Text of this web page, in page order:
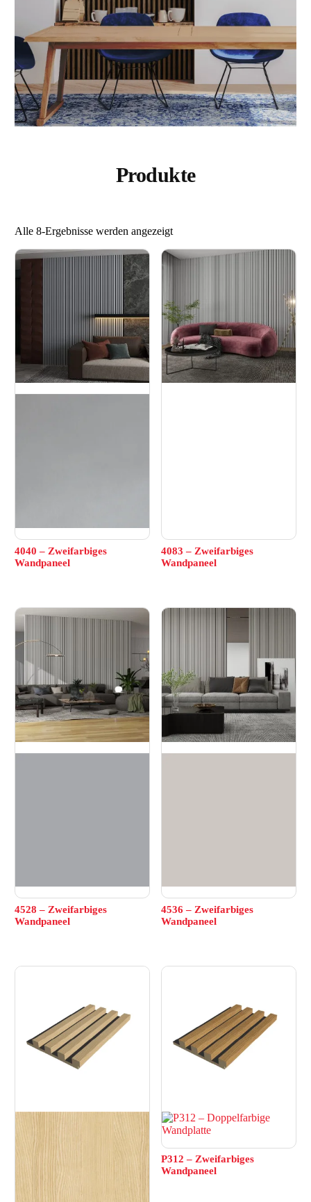
Produkte
Alle 8-Ergebnisse werden angezeigt
4040 – Zweifarbiges
Wandpaneel
4083 – Zweifarbiges
Wandpaneel
4528 – Zweifarbiges
Wandpaneel
4536 – Zweifarbiges
Wandpaneel
P312 – Zweifarbiges
Wandpaneel